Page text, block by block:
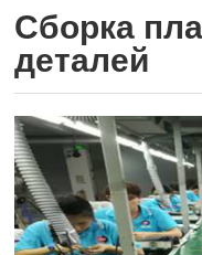
Сборка
деталей